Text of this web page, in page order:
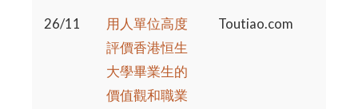
26/11
用人單位高度
評價香港恒生
大學畢業生的
價值觀和職業
Toutiao.com